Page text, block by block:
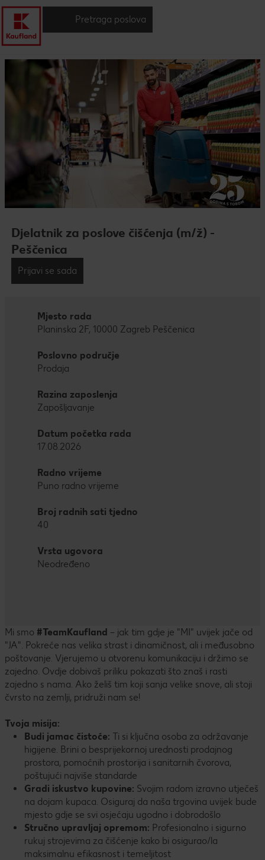
Pretraga poslova
Djelatnik za poslove čišćenja (m/ž) -
Peščenica
Prijavi se sada
Mjesto rada
Planinska 2F, 10000 Zagreb Peščenica
Poslovno područje
Prodaja
Razina zaposlenja
Zapošljavanje
Datum početka rada
17.08.2026
Radno vrijeme
Puno radno vrijeme
Broj radnih sati tjedno
40
Vrsta ugovora
Neodređeno
Mi smo #TeamKaufland – jak tim gdje je "MI" uvijek jače od
"JA". Pokreće nas velika strast i dinamičnost, ali i međusobno
poštovanje. Vjerujemo u otvorenu komunikaciju i držimo se
zajedno. Ovdje dobivaš priliku pokazati što znaš i rasti
zajedno s nama. Ako želiš tim koji sanja velike snove, ali stoji
čvrsto na zemlji, pridruži nam se!
Tvoja misija:
Budi jamac čistoće: Ti si ključna osoba za održavanje
higijene. Brini o besprijekornoj urednosti prodajnog
prostora, pomoćnih prostorija i sanitarnih čvorova,
poštujući najviše standarde
Gradi iskustvo kupovine: Svojim radom izravno utječeš
na dojam kupaca. Osiguraj da naša trgovina uvijek bude
mjesto gdje se svi osjećaju ugodno i dobrodošlo
Stručno upravljaj opremom: Profesionalno i sigurno
rukuj strojevima za čišćenje kako bi osigurao/la
maksimalnu efikasnost i temeljitost